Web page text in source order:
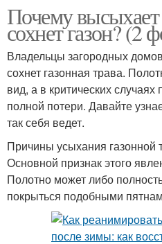
Почему
сохнет газон? (2
Владельцы загородных
сохнет газонная трава.
вид, а в критических случаях
полной потери. Давайте
так себя ведет.
Причины усыхания газонной
Основной признак этого
Полотно может либо
покрыться подобными